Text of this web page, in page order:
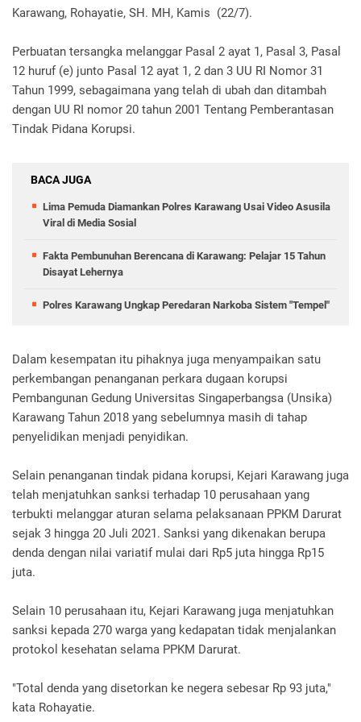
Karawang, Rohayatie, SH. MH, Kamis (22/7).
Perbuatan tersangka melanggar Pasal 2 ayat 1, Pasal 3, Pasal
12 huruf (e) junto Pasal 12 ayat 1, 2 dan 3 UU RI Nomor 31
Tahun 1999, sebagaimana yang telah di ubah dan ditambah
dengan UU RI nomor 20 tahun 2001 Tentang Pemberantasan
Tindak Pidana Korupsi.
BACA JUGA
Lima Pemuda Diamankan Polres Karawang Usai Video Asusila
Viral di Media Sosial
Fakta Pembunuhan Berencana di Karawang: Pelajar 15 Tahun
Disayat Lehernya
Polres Karawang Ungkap Peredaran Narkoba Sistem "Tempel"
Dalam kesempatan itu pihaknya juga menyampaikan satu
perkembangan penanganan perkara dugaan korupsi
Pembangunan Gedung Universitas Singaperbangsa (Unsika)
Karawang Tahun 2018 yang sebelumnya masih di tahap
penyelidikan menjadi penyidikan.
Selain penanganan tindak pidana korupsi, Kejari Karawang juga
telah menjatuhkan sanksi terhadap 10 perusahaan yang
terbukti melanggar aturan selama pelaksanaan PPKM Darurat
sejak 3 hingga 20 Juli 2021. Sanksi yang dikenakan berupa
denda dengan nilai variatif mulai dari Rp5 juta hingga Rp15
juta.
Selain 10 perusahaan itu, Kejari Karawang juga menjatuhkan
sanksi kepada 270 warga yang kedapatan tidak menjalankan
protokol kesehatan selama PPKM Darurat.
"Total denda yang disetorkan ke negera sebesar Rp 93 juta,"
kata Rohayatie.